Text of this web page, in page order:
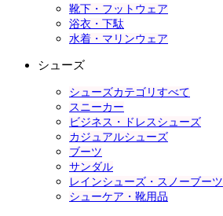
靴下・フットウェア
浴衣・下駄
水着・マリンウェア
シューズ
シューズカテゴリすべて
スニーカー
ビジネス・ドレスシューズ
カジュアルシューズ
ブーツ
サンダル
レインシューズ・スノーブーツ
シューケア・靴用品